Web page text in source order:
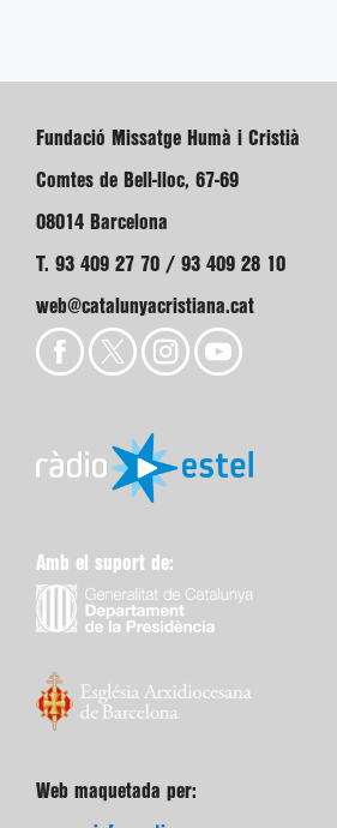
Fundació Missatge Humà i Cristià
Comtes de Bell-lloc, 67-69
08014 Barcelona
T. 93 409 27 70 / 93 409 28 10
web@catalunyacristiana.cat
Amb el suport de:
Web maquetada per: